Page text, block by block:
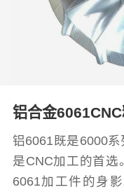
铝合金
铝6061既是6000
是CNC加工的首选
6061加工件的身